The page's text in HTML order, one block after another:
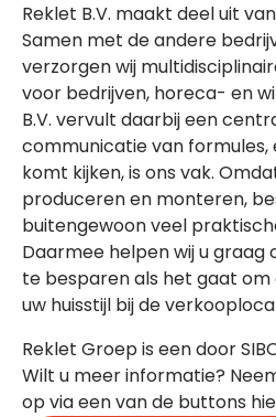
Reklet B.V. maakt deel uit
Samen met de andere
verzorgen wij
voor bedrijven, horeca- en
B.V. vervult daarbij een
communicatie van formules,
komt kijken, is ons vak.
produceren en monteren,
buitengewoon veel
Daarmee helpen wij u graag
te besparen als het gaat
uw huisstijl bij de
Reklet Groep is een door
Wilt u meer informatie?
op via een van de buttons